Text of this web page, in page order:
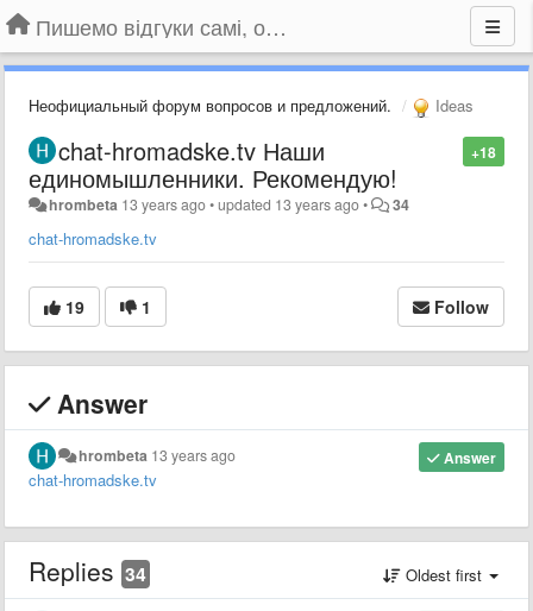
Пишемо відгуки самі, обговорюємо інші ідеї та пропозиції до Громадського Телебачення
Неофициальный форум вопросов и предложений. Ideas
+18
chat-hromadske.tv Наши
единомышленники. Рекомендую!
hrombeta 13 years ago•updated 13 years ago• 34
chat-hromadske.tv
19 1 Follow
Answer
Answer
hrombeta 13 years ago
chat-hromadske.tv
Replies 34 Oldest first